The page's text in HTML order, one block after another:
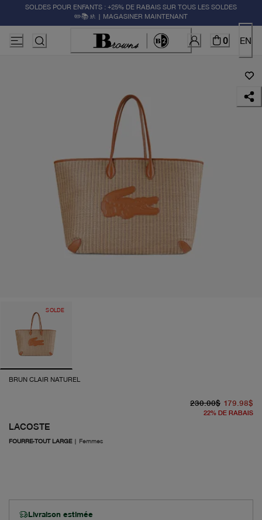
SOLDES POUR ENFANTS : +25% DE RABAIS SUR TOUS LES SOLDES
✏️📚🚸 | MAGASINER MAINTENANT
0 EN
SOLDE
BRUN CLAIR NATUREL
LACOSTE
FOURRE-TOUT LARGE| Femmes
230.00$ 179.98$
22% DE RABAIS
Livraison estimée